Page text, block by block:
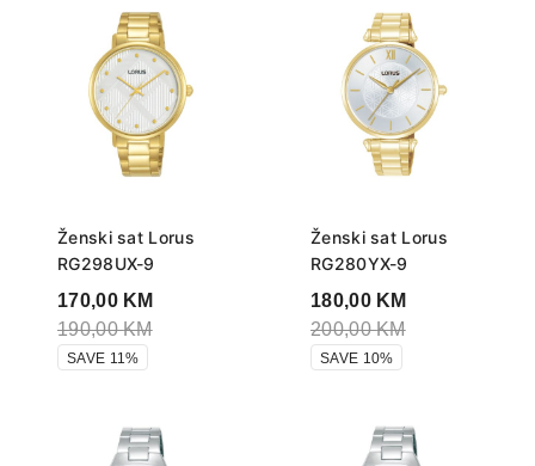
Ženski sat Lorus
RG298UX-9
170,00 KM
190,00KM
SAVE 11%
Ženski sat Lorus
RG280YX-9
180,00 KM
200,00KM
SAVE 10%